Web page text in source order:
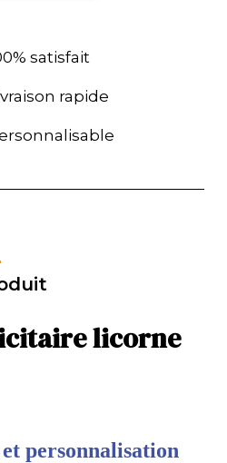
satisfait
rapide
licorne
personnalisation